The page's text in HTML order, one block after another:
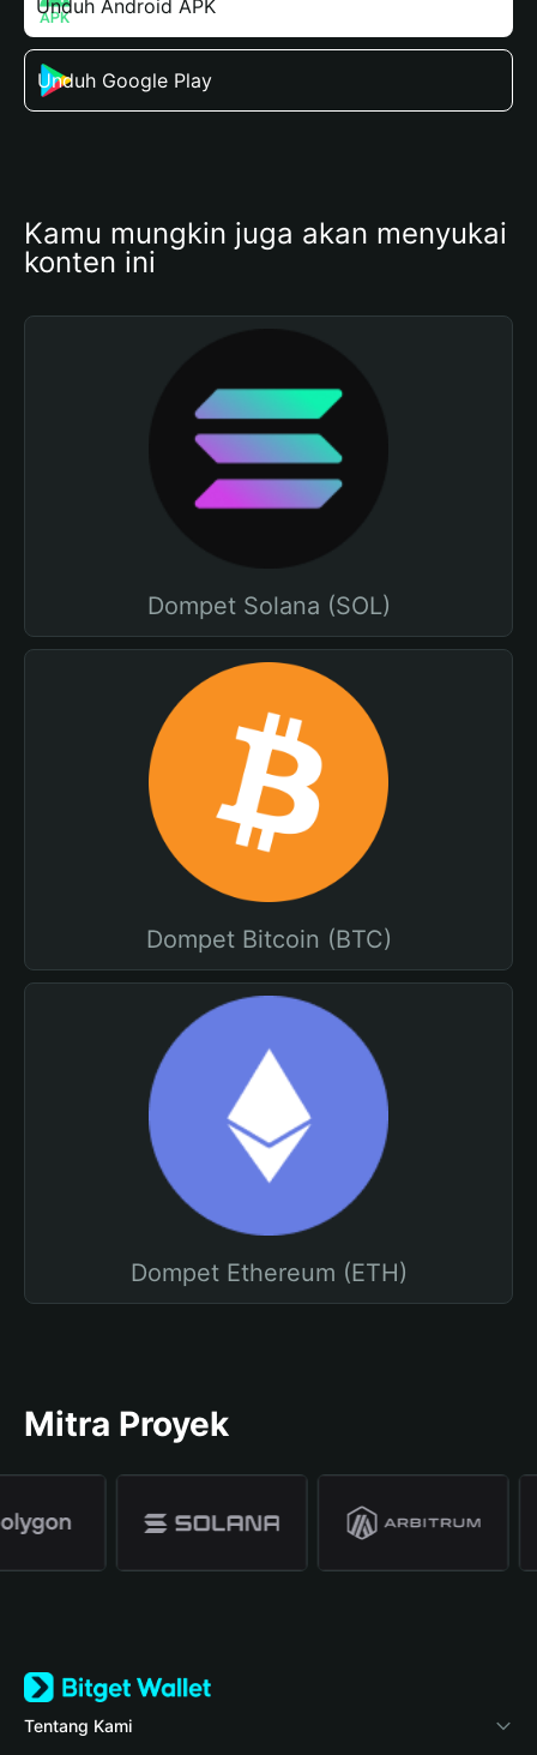
Unduh Android APK
Unduh Google Play
Kamu mungkin juga akan menyukai
konten ini
Dompet Solana (SOL)
Dompet Bitcoin (BTC)
Dompet Ethereum (ETH)
Mitra Proyek
Tentang Kami